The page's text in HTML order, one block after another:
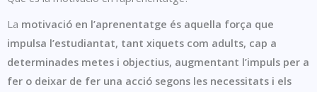
La motivació en l’aprenentatge és aquella força que
impulsa l’estudiantat, tant xiquets com adults, cap a
determinades metes i objectius, augmentant l’impuls per a
fer o deixar de fer una acció segons les necessitats i els